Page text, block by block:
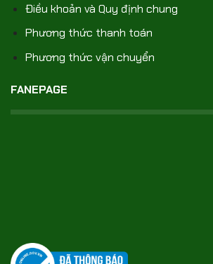
Điều khoản và Quy định chung
Phương thức thanh toán
Phương thức vận chuyển
FANEPAGE